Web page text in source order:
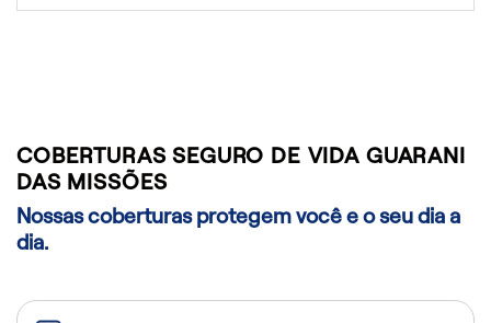
COBERTURAS SEGURO DE VIDA GUARANI
DAS MISSÕES
Nossas coberturas protegem você e o seu dia a
dia.